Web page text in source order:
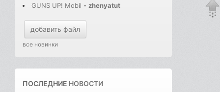
GUNS UP! Mobil - zhenyatut
добавить файл
все новинки
ПОСЛЕДНИЕ НОВОСТИ